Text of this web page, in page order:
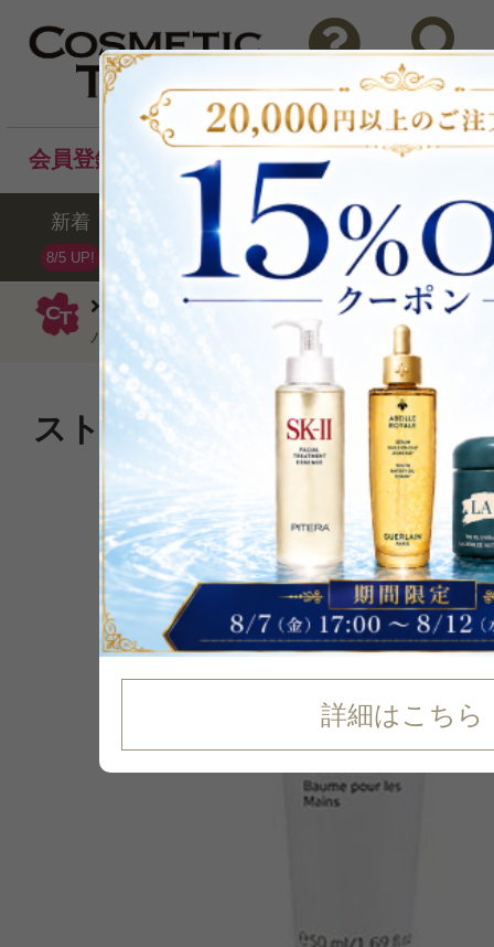
アンネマリー・ボーリンド
ハンドクリ
バーム50ml
問い合わせ 検索
会員登録後のお買い物でポイントプレゼント！
新着
8/5 UP!
セール ランキング ブ
詳細はこちら
ストレスを受けている手肌を
P可 残り5点
6%
OFF